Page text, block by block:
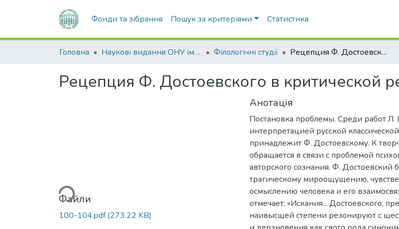
Фонди та зібрання Пошук за критеріями Статистика
Головна Наукові видання ОНУ імені І. І. Мечникова Філологічні студії Рецепция Ф. Достоевского в критической рефлексии Л. Шестова
Рецепция Ф. Достоевского в критической
Вантажиться...
Файли
100-104.pdf(273.22 KB)
Анотація
Постановка проблемы. Среди работ Л.
интерпретацией русской
принадлежит Ф. Достоевскому. К
обращается в связи с проблемой
авторского сознания. Ф. Достоевский
трагическому мироощущению,
осмыслению человека и его
отмечает; «Искания... Достоевского,
наивысщей степени резонируют с